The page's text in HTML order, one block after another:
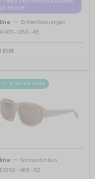
65 EUR
— Brillenfassungen
- 086 - 48
EUR
2-4 WERKTAGE
— Sonnenbrillen
- 48E - 52